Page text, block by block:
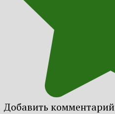
Добавить комментарий